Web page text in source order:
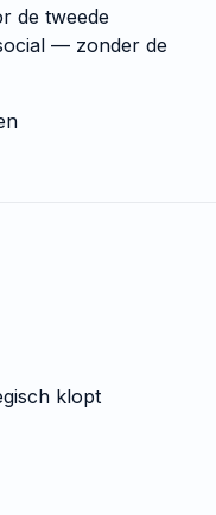
de tweede
— zonder de
klopt